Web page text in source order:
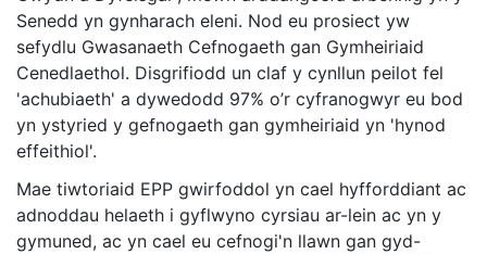
Senedd yn gynharach eleni. Nod eu prosiect yw
sefydlu Gwasanaeth Cefnogaeth gan Gymheiriaid
Cenedlaethol. Disgrifiodd un claf y cynllun peilot fel
'achubiaeth' a dywedodd 97% o’r cyfranogwyr eu bod
yn ystyried y gefnogaeth gan gymheiriaid yn 'hynod
effeithiol'.
Mae tiwtoriaid EPP gwirfoddol yn cael hyfforddiant ac
adnoddau helaeth i gyflwyno cyrsiau ar-lein ac yn y
gymuned, ac yn cael eu cefnogi'n llawn gan gyd-